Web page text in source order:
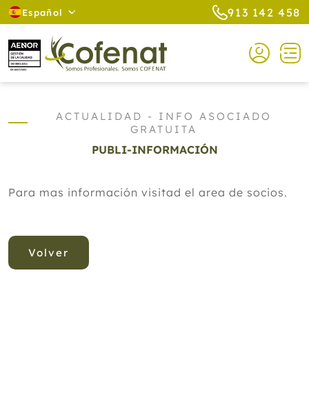
Español 913 142 458
ACTUALIDAD - INFO ASOCIADO
GRATUITA
PUBLI-INFORMACIÓN
Para mas información visitad el area de socios.
Volver